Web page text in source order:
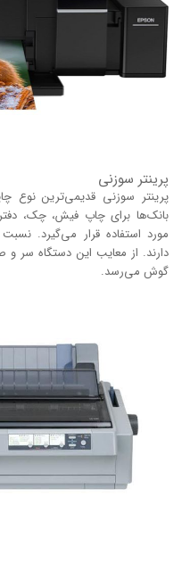
پرینتر سوزنی
پرینتر سوزنی قدیمی‌ترین نوع
بانک‌ها برای چاپ فیش، چک،
مورد استفاده قرار می‌گیرد.
دارند. از معایب این دستگاه سر
گوش می‌رسد.